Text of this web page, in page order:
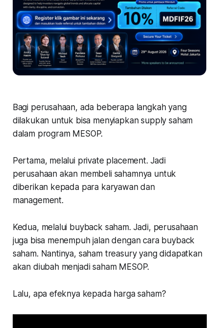
Bagi perusahaan, ada beberapa langkah yang
dilakukan untuk bisa menyiapkan supply saham
dalam program MESOP.
Pertama, melalui private placement. Jadi
perusahaan akan membeli sahamnya untuk
diberikan kepada para karyawan dan
management.
Kedua, melalui buyback saham. Jadi, perusahaan
juga bisa menempuh jalan dengan cara buyback
saham. Nantinya, saham treasury yang didapatkan
akan diubah menjadi saham MESOP.
Lalu, apa efeknya kepada harga saham?